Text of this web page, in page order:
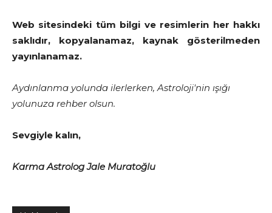
Web sitesindeki tüm bilgi ve resimlerin her hakkı
saklıdır, kopyalanamaz, kaynak gösterilmeden
yayınlanamaz.
Aydınlanma yolunda ilerlerken, Astroloji'nin ışığı
yolunuza rehber olsun.
Sevgiyle kalın,
Karma Astrolog Jale Muratoğlu